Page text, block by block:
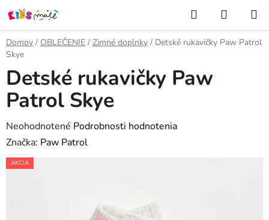
Prejsť
na
obsah
Hľadať
KOŠÍK
Domov / OBLEČENIE / Zimné doplnky / Detské rukavičky Paw Patrol
Skye
Detské rukavičky Paw
Patrol Skye
Priemerné
hodnotenie
produktu
Neohodnotené Podrobnosti hodnotenia
Značka: Paw Patrol
AKCIA